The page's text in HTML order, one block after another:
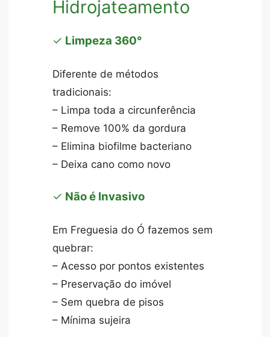
Hidrojateamento
✓ Limpeza 360°
Diferente de métodos
tradicionais:
– Limpa toda a circunferência
– Remove 100% da gordura
– Elimina biofilme bacteriano
– Deixa cano como novo
✓ Não é Invasivo
Em Freguesia do Ó fazemos sem
quebrar:
– Acesso por pontos existentes
– Preservação do imóvel
– Sem quebra de pisos
– Mínima sujeira